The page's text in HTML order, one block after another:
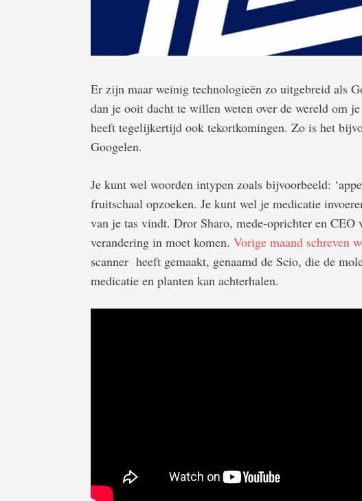
Er zijn maar weinig technologieën zo uitgebreid als
dan je ooit dacht te willen weten over de wereld om
heeft tegelijkertijd ook tekortkomingen. Zo is het
Googelen.
Je kunt wel woorden intypen zoals bijvoorbeeld:
fruitschaal opzoeken. Je kunt wel je medicatie
van je tas vindt. Dror Sharo, mede-oprichter en CEO
verandering in moet komen. Vorige maand schreven
scanner heeft gemaakt, genaamd de Scio, die de
medicatie en planten kan achterhalen.